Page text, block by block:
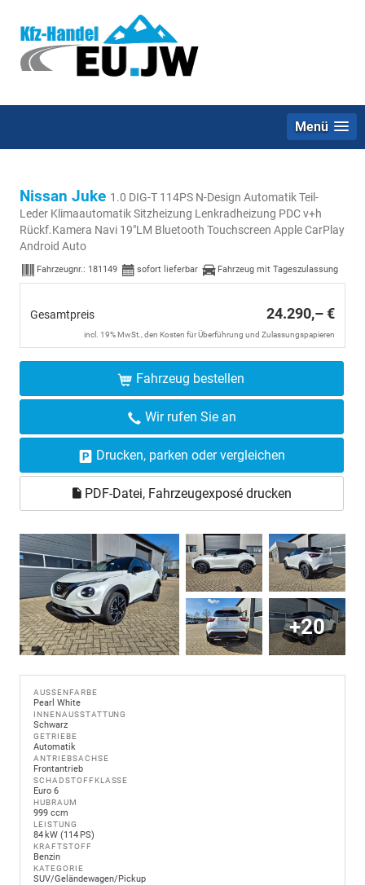
Menü
Nissan Juke 1.0 DIG-T 114PS N-Design Automatik Teil-
Leder Klimaautomatik Sitzheizung Lenkradheizung PDC v+h
Rückf.Kamera Navi 19"LM Bluetooth Touchscreen Apple CarPlay
Android Auto
Fahrzeugnr.: 181149 sofort lieferbar Fahrzeug mit Tageszulassung
Gesamtpreis 24.290,– €
incl. 19% MwSt., den Kosten für Überführung und Zulassungspapieren
Fahrzeug bestellen
Wir rufen Sie an
Drucken, parken oder vergleichen
PDF-Datei, Fahrzeugexposé drucken
+20
AUSSENFARBE
Pearl White
INNENAUSSTATTUNG
Schwarz
GETRIEBE
Automatik
ANTRIEBSACHSE
Frontantrieb
SCHADSTOFFKLASSE
Euro 6
HUBRAUM
999 ccm
LEISTUNG
84 kW (114 PS)
KRAFTSTOFF
Benzin
KATEGORIE
SUV/Geländewagen/Pickup